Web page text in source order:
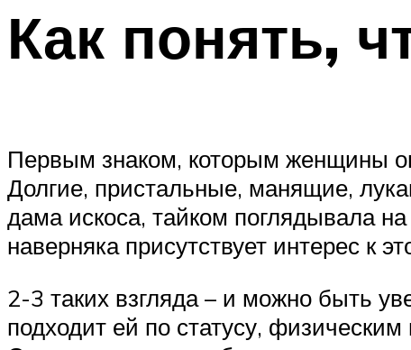
Как понять,
Первым знаком, которым женщины
Долгие, пристальные, манящие,
дама искоса, тайком поглядывала
наверняка присутствует интерес к
2-3 таких взгляда – и можно быть
подходит ей по статусу,